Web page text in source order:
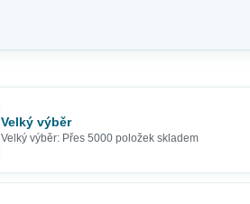
Velký výběr
Velký výběr: Přes 5000 položek skladem